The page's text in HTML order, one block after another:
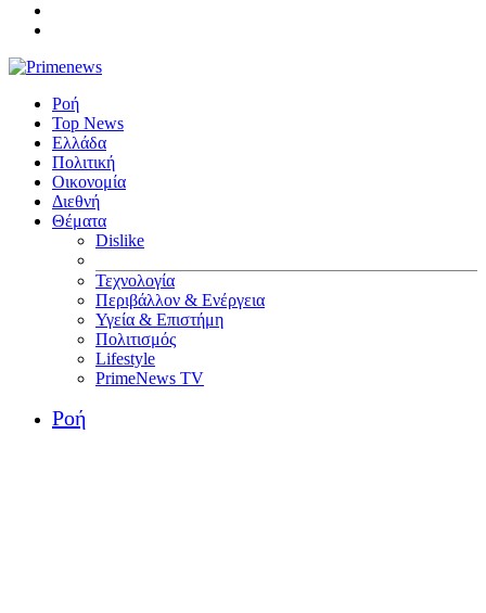
Ροή
Top News
Ελλάδα
Πολιτική
Οικονομία
Διεθνή
Θέματα
Dislike
Τεχνολογία
Περιβάλλον & Ενέργεια
Υγεία & Επιστήμη
Πολιτισμός
Lifestyle
PrimeNews TV
Ροή